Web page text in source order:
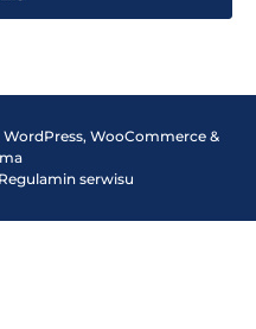
WooCommerce &
Regulamin serwisu